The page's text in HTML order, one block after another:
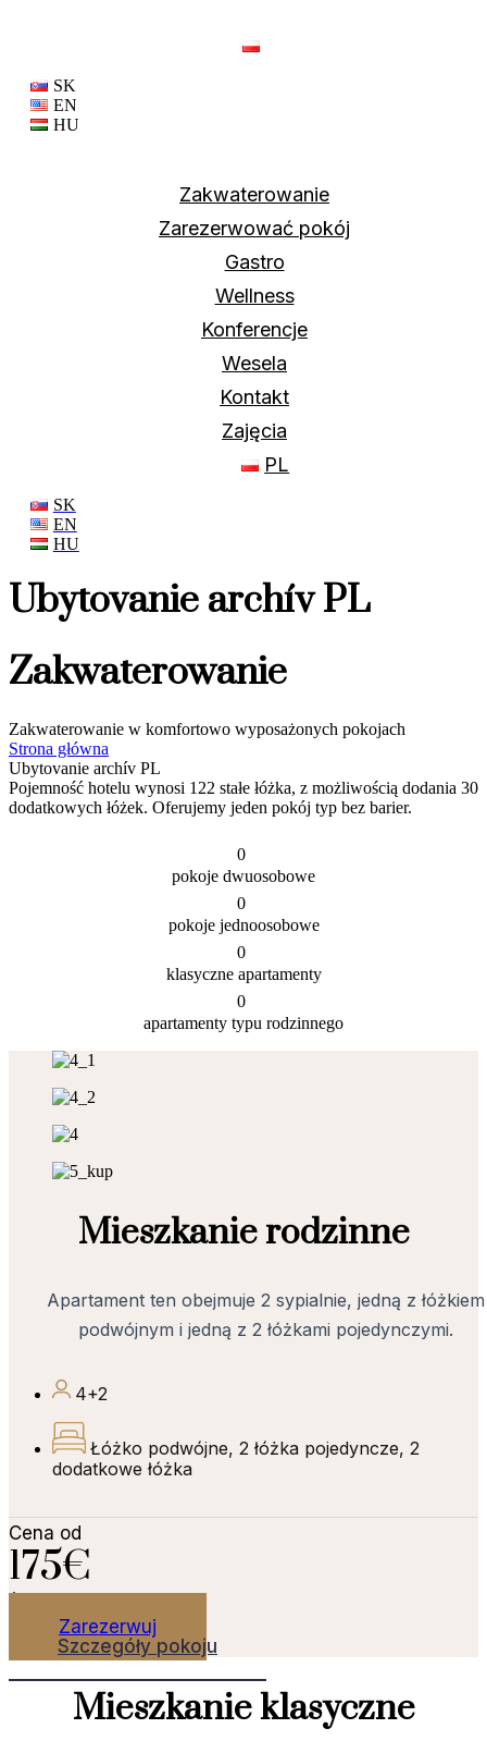
SK
EN
HU
Zakwaterowanie
Zarezerwować pokój
Gastro
Wellness
Konferencje
Wesela
Kontakt
Zajęcia
PL
SK
EN
HU
Ubytovanie archív PL
Zakwaterowanie
Zakwaterowanie w komfortowo wyposażonych pokojach
Strona główna
Ubytovanie archív PL
Pojemność hotelu wynosi 122 stałe łóżka, z możliwością dodania 30
dodatkowych łóżek. Oferujemy jeden pokój typ bez barier.
0
pokoje dwuosobowe
0
pokoje jednoosobowe
0
klasyczne apartamenty
0
apartamenty typu rodzinnego
Mieszkanie rodzinne
Apartament ten obejmuje 2 sypialnie, jedną z łóżkiem
podwójnym i jedną z 2 łóżkami pojedynczymi.
4+2
Łóżko podwójne, 2 łóżka pojedyncze, 2
dodatkowe łóżka
Cena od
175€
Zarezerwuj
Szczegóły pokoju
Mieszkanie klasyczne